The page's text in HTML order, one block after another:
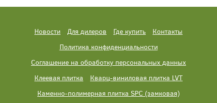
Новости Для дилеров Где купить
Контакты
Политика конфиденциальности
Соглашение на обработку персональных данных
Клеевая плитка
Кварц-виниловая плитка LVT
Каменно-полимерная плитка SPC (замковая)